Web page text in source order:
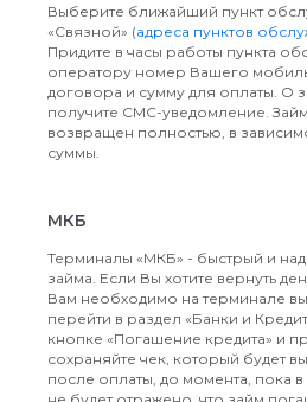
Выберите ближайший пункт
«Связной» (адреса пунктов
Придите в часы работы пункта
оператору номер Вашего
договора и сумму для оплаты. О
получите СМС-уведомление.
возвращен полностью, в
суммы.
МКБ
Терминалы «МКБ» - быстрый и
займа. Если Вы хотите вернуть
Вам необходимо на терминале
перейти в раздел «Банки и
кнопке «Погашение кредита» и
сохраняйте чек, который будет
после оплаты, до момента, пока